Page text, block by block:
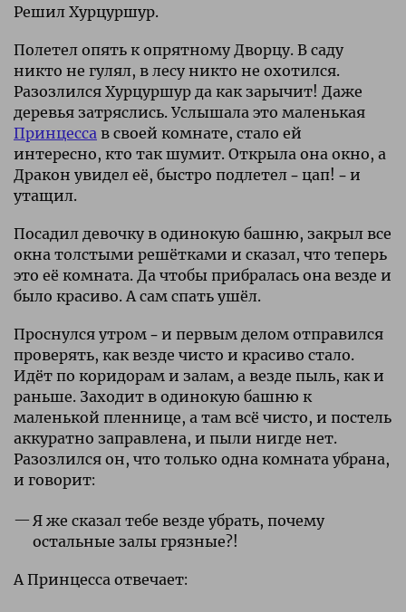
Решил Хурцуршур.
Полетел опять к опрятному Дворцу. В саду
никто не гулял, в лесу никто не охотился.
Разозлился Хурцуршур да как зарычит! Даже
деревья затряслись. Услышала это маленькая
Принцесса в своей комнате, стало ей
интересно, кто так шумит. Открыла она окно, а
Дракон увидел её, быстро подлетел – цап! – и
утащил.
Посадил девочку в одинокую башню, закрыл все
окна толстыми решётками и сказал, что теперь
это её комната. Да чтобы прибралась она везде и
было красиво. А сам спать ушёл.
Проснулся утром – и первым делом отправился
проверять, как везде чисто и красиво стало.
Идёт по коридорам и залам, а везде пыль, как и
раньше. Заходит в одинокую башню к
маленькой пленнице, а там всё чисто, и постель
аккуратно заправлена, и пыли нигде нет.
Разозлился он, что только одна комната убрана,
и говорит:
Я же сказал тебе везде убрать, почему
остальные залы грязные?!
А Принцесса отвечает: